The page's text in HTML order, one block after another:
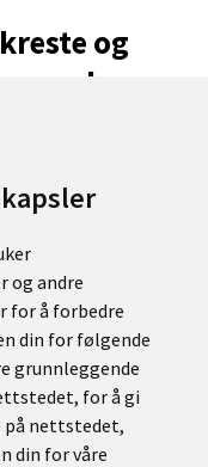
og andre
for å forbedre
din for følgende
grunnleggende
, for å gi
på nettstedet,
din for våre
og
til det lille og
ytterst mot havet
begynner. For å
og derfra
Ona. Ferjene går
å sjekke
utenfor